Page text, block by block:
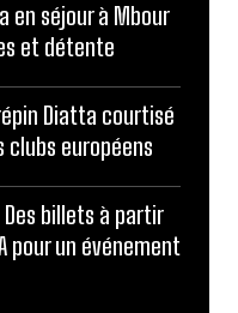
en séjour à Mbour
et détente
Diatta courtisé
clubs européens
Des billets à partir
pour un événement